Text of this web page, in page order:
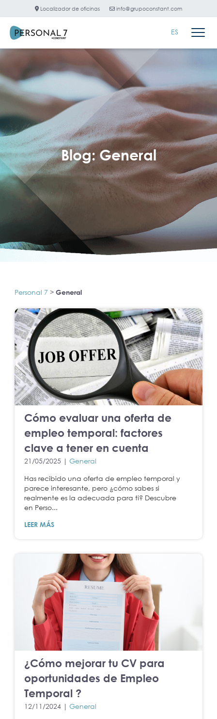
Localizador de oficinas info@grupoconstant.com
ES
Blog: General
Personal 7 > General
Cómo evaluar una oferta de
empleo temporal: factores
clave a tener en cuenta
21/05/2025 | General
Has recibido una oferta de empleo temporal y
parece interesante, pero ¿cómo sabes si
realmente es la adecuada para ti? Descubre
en Perso...
LEER MÁS
¿Cómo mejorar tu CV para
oportunidades de Empleo
Temporal ?
12/11/2024 | General